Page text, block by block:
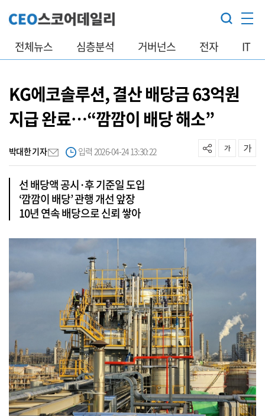
전체뉴스 심층분석 거버넌스 전자 IT
KG에코솔루션, 결산 배당금 63억원
지급 완료…“깜깜이 배당 해소”
박대한 기자 입력 2026-04-24 13:30:22
선 배당액 공시·후 기준일 도입
‘깜깜이 배당’ 관행 개선 앞장
10년 연속 배당으로 신뢰 쌓아